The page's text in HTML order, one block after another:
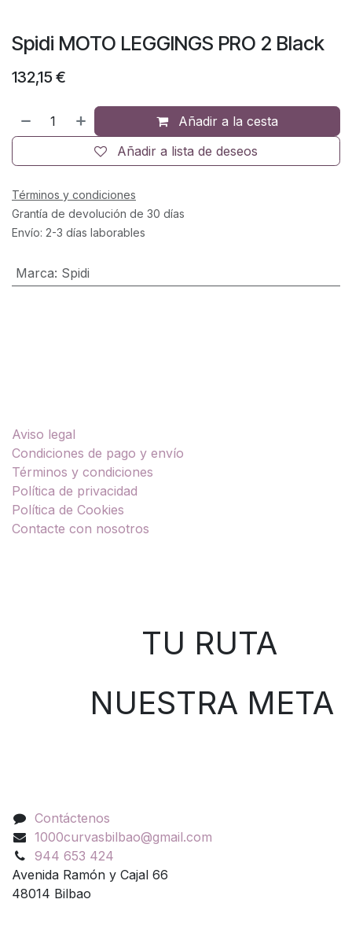
Spidi MOTO LEGGINGS PRO 2 Black
132,15 €
Añadir a la cesta
Añadir a lista de deseos
Términos y condiciones
Grantía de devolución de 30 días
Envío: 2-3 días laborables
Marca: Spidi
Aviso legal
Condiciones de pago y envío
Términos y condiciones
Política de privacidad
Política de Cookies
Contacte con nosotros
TU RUTA
NUESTRA META
Contáctenos
1000curvasbilbao@gmail.com
944 653 424
Avenida Ramón y Cajal 66
48014 Bilbao